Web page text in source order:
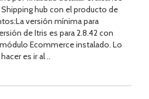
hub con el producto de
versión mínima para
de Itris es para 2.8.42 con
Ecommerce instalado. Lo
es ir al ..